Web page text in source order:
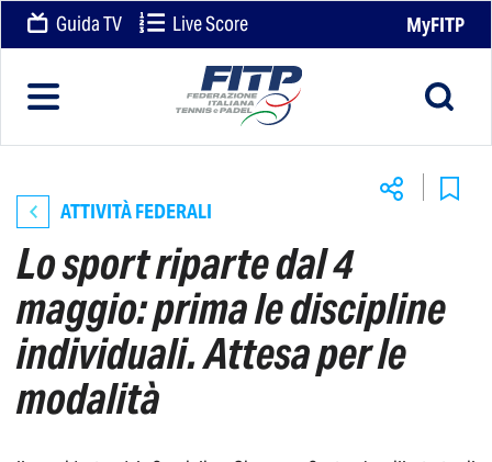
Guida TV Live Score MyFITP
ATTIVITÀ FEDERALI
Lo sport riparte dal 4
maggio: prima le discipline
individuali. Attesa per le
modalità